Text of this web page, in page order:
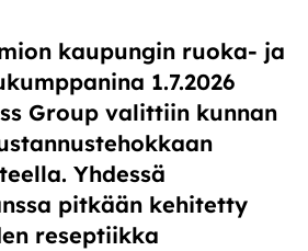
kaupungin ruoka- ja
1.7.2026
Group valittiin kunnan
Yhdessä
pitkään kehitetty
reseptiikka